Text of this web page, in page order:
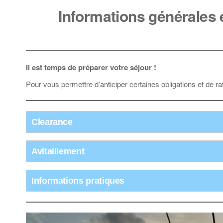
Informations
Il est temps de préparer votre séjour !
Pour vous permettre d’anticiper certaines obligations et de
Clearance
Avitaillement
Informations pratiques